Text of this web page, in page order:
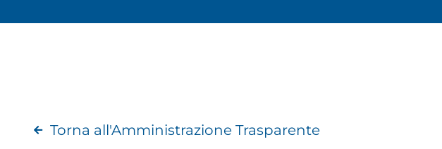
Torna all'Amministrazione Trasparente